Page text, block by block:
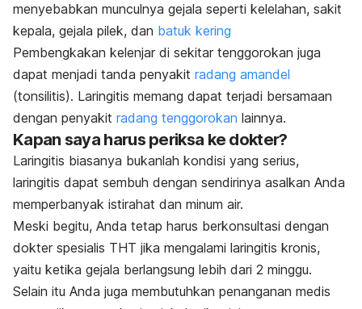
menyebabkan munculnya gejala seperti kelelahan, sakit
kepala, gejala pilek, dan batuk kering
Pembengkakan kelenjar di sekitar tenggorokan juga
dapat menjadi tanda penyakit radang amandel
(tonsilitis). Laringitis memang dapat terjadi bersamaan
dengan penyakit radang tenggorokan lainnya.
Kapan saya harus periksa ke dokter?
Laringitis biasanya bukanlah kondisi yang serius,
laringitis dapat sembuh dengan sendirinya asalkan Anda
memperbanyak istirahat dan minum air.
Meski begitu, Anda tetap harus berkonsultasi dengan
dokter spesialis THT jika mengalami laringitis kronis,
yaitu ketika gejala berlangsung lebih dari 2 minggu.
Selain itu Anda juga membutuhkan penanganan medis